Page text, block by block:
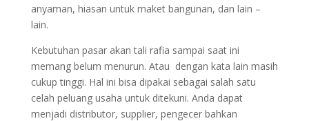
anyaman, hiasan untuk maket bangunan, dan lain –
lain.
Kebutuhan pasar akan tali rafia sampai saat ini
memang belum menurun. Atau dengan kata lain masih
cukup tinggi. Hal ini bisa dipakai sebagai salah satu
celah peluang usaha untuk ditekuni. Anda dapat
menjadi distributor, supplier, pengecer bahkan